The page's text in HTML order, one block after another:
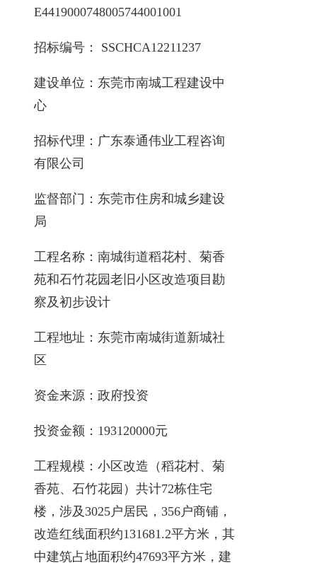
E4419000748005744001001
招标编号： SSCHCA12211237
建设单位：东莞市南城工程建设中
心
招标代理：广东泰通伟业工程咨询
有限公司
监督部门：东莞市住房和城乡建设
局
工程名称：南城街道稻花村、菊香
苑和石竹花园老旧小区改造项目勘
察及初步设计
工程地址：东莞市南城街道新城社
区
资金来源：政府投资
投资金额：193120000元
工程规模：小区改造（稻花村、菊
香苑、石竹花园）共计72栋住宅
楼，涉及3025户居民，356户商铺，
改造红线面积约131681.2平方米，其
中建筑占地面积约47693平方米，建